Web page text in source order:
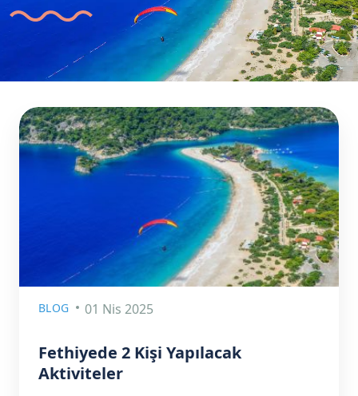
BLOG 01 Nis 2025
Fethiyede 2 Kişi Yapılacak
Aktiviteler